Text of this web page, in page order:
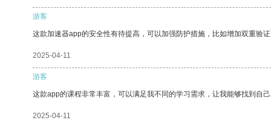
游客
这款加速器app的安全性有待提高，可以加强防护措施，比如增加双重验证
2025-04-11
游客
这款app的课程非常丰富，可以满足我不同的学习需求，让我能够找到自己
2025-04-11